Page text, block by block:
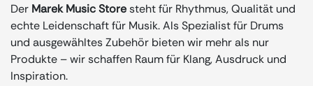
Der Marek Music Storesteht für Rhythmus, Qualität und
echte Leidenschaft für Musik. Als Spezialist für Drums
und ausgewähltes Zubehör bieten wir mehr als nur
Produkte – wir schaffen Raum für Klang, Ausdruck und
Inspiration.